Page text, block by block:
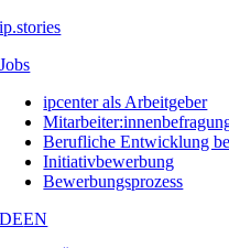
ip.stories
Jobs
ipcenter als Arbeitgeber
Berufliche Entwicklung
Initiativbewerbung
Bewerbungsprozess
DEEN